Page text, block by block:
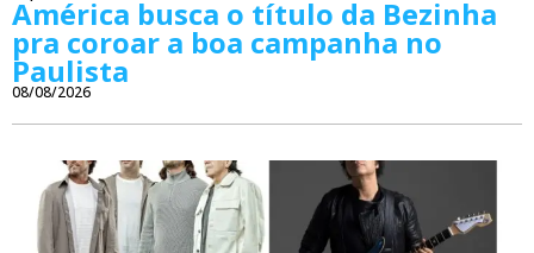
América busca o título da Bezinha
pra coroar a boa campanha no
Paulista
08/08/2026